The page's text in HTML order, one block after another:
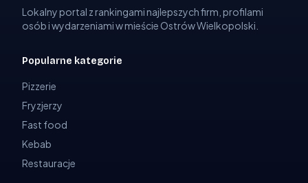
Lokalny portal z rankingami najlepszych firm, profilami
osób i wydarzeniami w mieście Ostrów Wielkopolski.
Popularne kategorie
Pizzerie
Fryzjerzy
Fast food
Kebab
Restauracje